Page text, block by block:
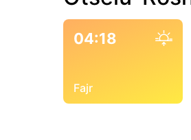
04:18
Fajr